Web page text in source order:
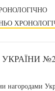
нагородами